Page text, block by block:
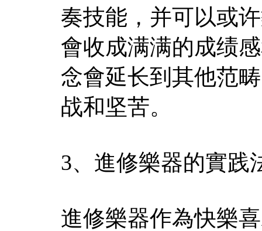
奏技能，并可以或
會收成满满的成绩
念會延长到其他范
战和坚苦。
3、進修樂器的實践
進修樂器作為快樂